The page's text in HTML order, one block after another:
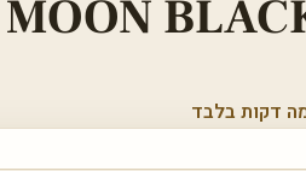
MOON
דקות בלבד